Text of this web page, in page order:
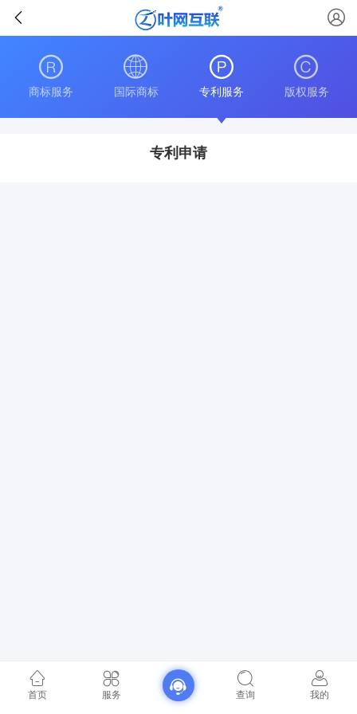
商标服务 国际商标 专利服务 版权服务
专利申请
首页 服务 查询 我的